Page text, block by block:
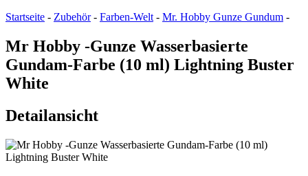
Startseite - Zubehör- Farben-Welt - Mr. Hobby Gunze Gundum -
Mr Hobby -Gunze Wasserbasierte
Gundam-Farbe (10 ml) Lightning Buster
White
Detailansicht